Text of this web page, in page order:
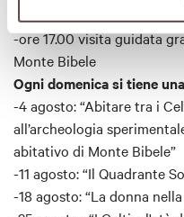
Bibele
-ore 17.00visita guidata
Monte Bibele
Ogni domenica si tiene
-4 agosto: “Abitare tra i
all’archeologia
abitativo di Monte Bibele”
-11 agosto: “Il Quadrante
-18 agosto: “La donna